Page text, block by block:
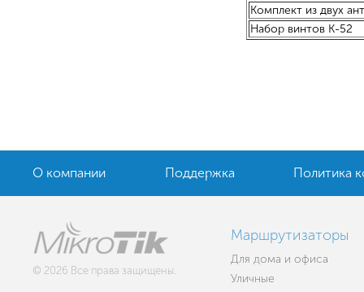
Комплект из двух
Набор винтов K-52
О компании Поддержка Политика
© 2026 Все права защищены.
Маршрутизаторы
Для дома и офиса
Уличные